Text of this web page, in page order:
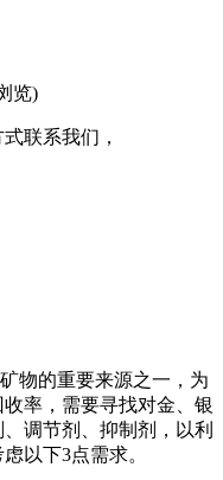
览)
联系我们，
物的重要来源之一，为
率，需要寻找对金、银
调节剂、抑制剂，以利
以下3点需求。